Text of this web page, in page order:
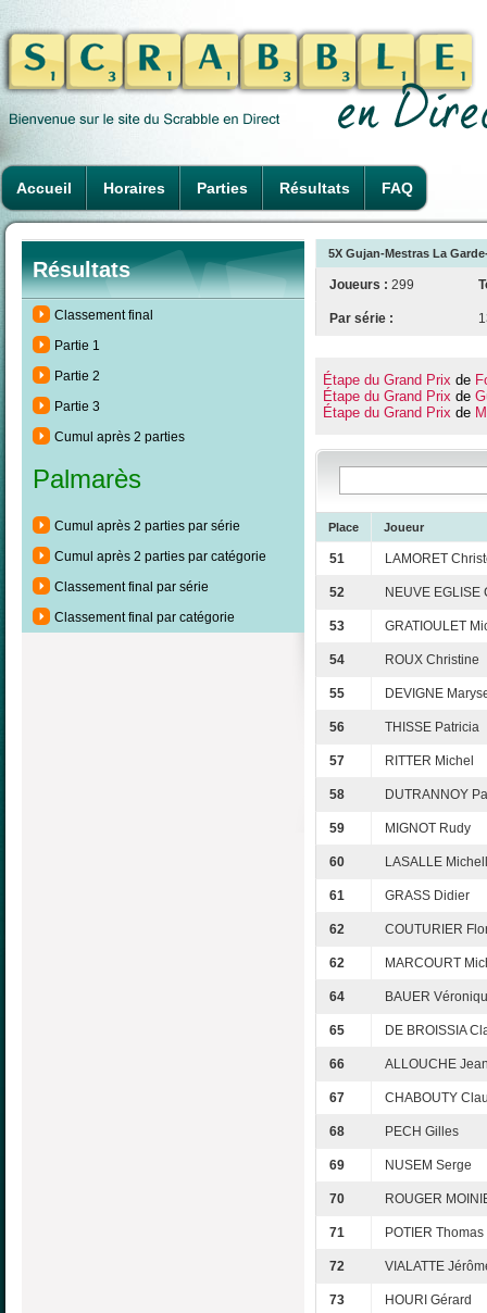
Accueil Horaires Parties Résultats FAQ
Résultats
Classement final
Partie 1
Partie 2
Partie 3
Cumul après 2 parties
Palmarès
Cumul après 2 parties par série
Cumul après 2 parties par catégorie
Classement final par série
Classement final par catégorie
5X Gujan-Mestras La
Joueurs : 299
Par série :
Étape du Grand Prix de
Étape du Grand Prix de
Étape du Grand Prix de
Place Joueur
51 LAMORET
52 NEUVE EGLISE
53 GRATIOULET
54 ROUX Christine
55 DEVIGNE
56 THISSE Patricia
57 RITTER Michel
58 DUTRANNOY
59 MIGNOT Rudy
60 LASALLE
61 GRASS Didier
62 COUTURIER
62 MARCOURT
64 BAUER
65 DE BROISSIA
66 ALLOUCHE
67 CHABOUTY
68 PECH Gilles
69 NUSEM Serge
70 ROUGER
71 POTIER Thomas
72 VIALATTE
73 HOURI Gérard